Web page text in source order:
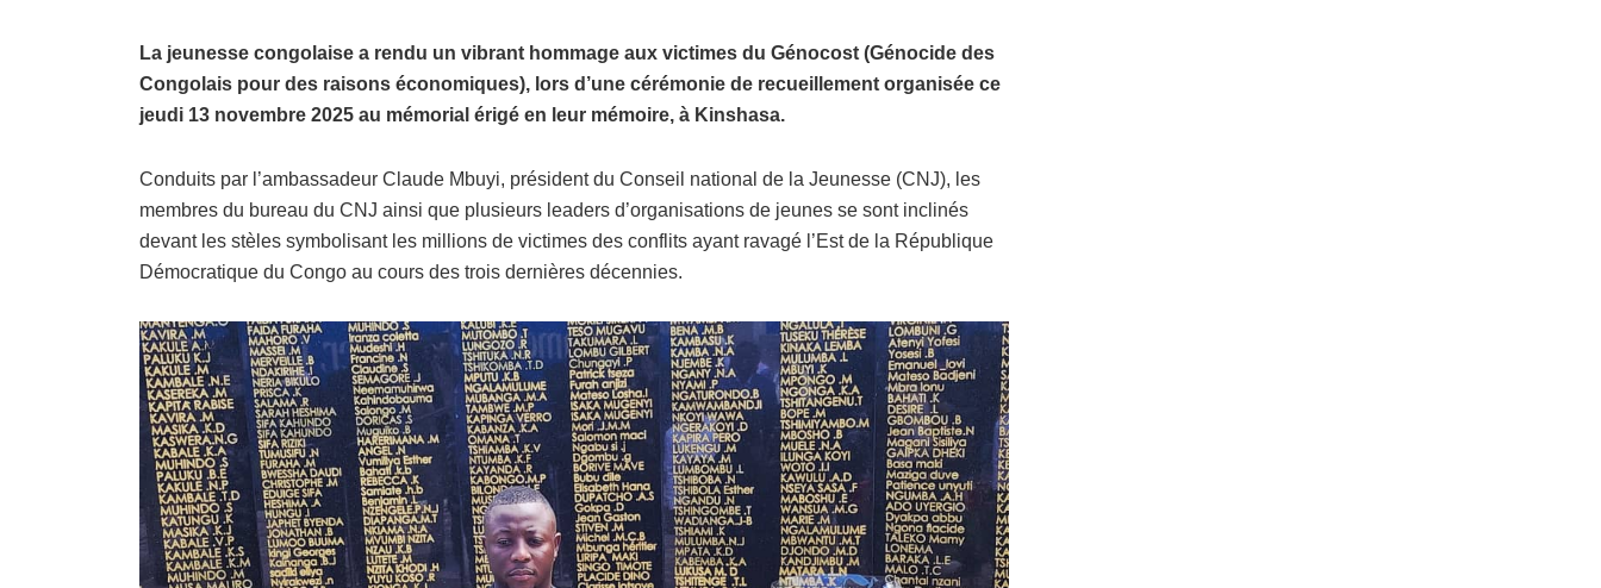
La jeunesse congolaise a rendu un vibrant hommage aux victimes du Génocost (Génocide des
Congolais pour des raisons économiques), lors d’une cérémonie de recueillement organisée ce
jeudi 13 novembre 2025 au mémorial érigé en leur mémoire, à Kinshasa.
Conduits par l’ambassadeur Claude Mbuyi, président du Conseil national de la Jeunesse (CNJ), les
membres du bureau du CNJ ainsi que plusieurs leaders d’organisations de jeunes se sont inclinés
devant les stèles symbolisant les millions de victimes des conflits ayant ravagé l’Est de la République
Démocratique du Congo au cours des trois dernières décennies.